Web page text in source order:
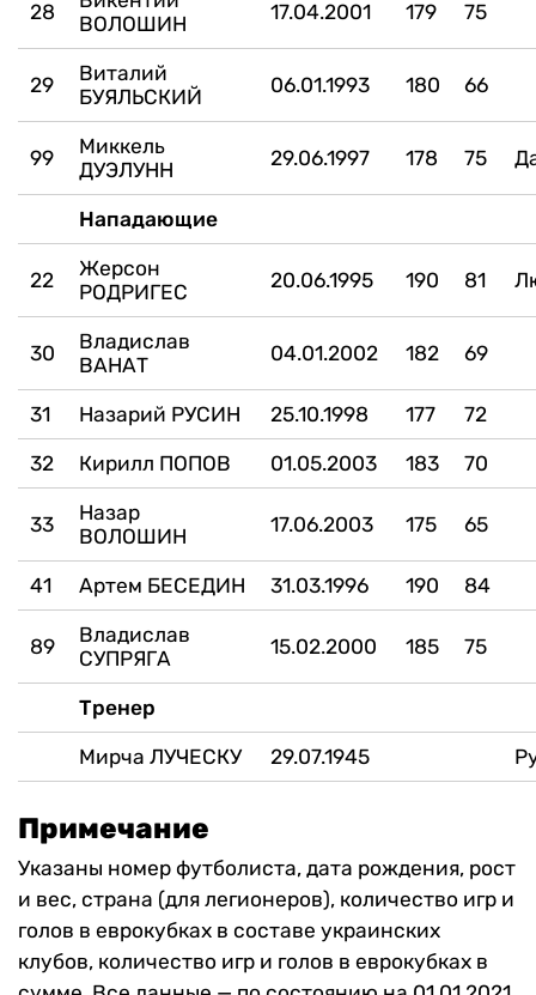
28
ВОЛОШИН
17.04.2001 179 75
29
Виталий
БУЯЛЬСКИЙ
06.01.1993 180 66
99
Миккель
ДУЭЛУНН
29.06.1997 178 75
Нападающие
22
Жерсон
РОДРИГЕС
20.06.1995 190 81
30
Владислав
ВАНАТ
04.01.2002 182 69
31 Назарий РУСИН 25.10.1998 177 72
32 Кирилл ПОПОВ 01.05.2003 183 70
33
Назар
ВОЛОШИН
17.06.2003 175 65
41 Артем БЕСЕДИН 31.03.1996 190 84
89
Владислав
СУПРЯГА
15.02.2000 185 75
Тренер
Мирча ЛУЧЕСКУ 29.07.1945
Примечание
Указаны номер футболиста, дата рождения, рост
и вес, страна (для легионеров), количество игр и
голов в еврокубках в составе украинских
клубов, количество игр и голов в еврокубках в